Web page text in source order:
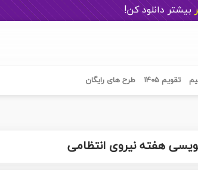
بیشتر دانلود کن!
تقویم 1405 طرح های رایگان
هفته نیروی انتظامی